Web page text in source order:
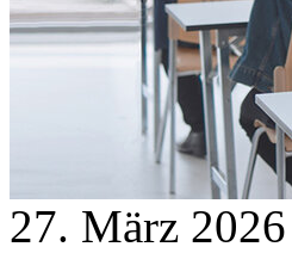
27. März 2026